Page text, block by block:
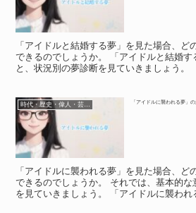
「アイドルと結婚する夢」を見た場合、ど
できるのでしょうか。 「アイドルと結婚
と、状況別の夢診断を見ていきましょう。
時代・歴史・偉人・芸能人 「アイドルに襲われる夢」
「アイドルに襲われる夢」を見た場合、ど
できるのでしょうか。 それでは、基本的
を見ていきましょう。 「アイドルに襲わ